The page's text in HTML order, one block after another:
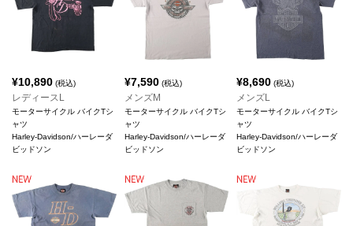
¥10,890 (税込)
レディースL
モーターサイクル バイクTシ
ャツ
Harley-Davidson/ハーレーダ
ビッドソン
¥7,590(税込)
メンズM
モーターサイクル バイクTシ
ャツ
Harley-Davidson/ハーレーダ
ビッドソン
¥8,690 (税込)
メンズL
モーターサイクル バイクTシ
ャツ
Harley-Davidson/ハーレーダ
ビッドソン